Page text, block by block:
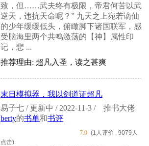
致，但……武夫终有极限，帝君何苦以武
逆天，违抗天命呢？” 九天之上宛若谪仙
的少年缓缓低头，俯瞰脚下诸国联军，感
受脑海里两个共鸣激荡的【神】属性印
记，悲 ...
推荐理由: 超凡入圣，读之甚爽
末日模拟器，我以剑道证超凡
易子七 / 更新中 / 2022-11-3 /
推书大佬
berty的书单和书评
7.0 (1人评价 , 9079人
点击)